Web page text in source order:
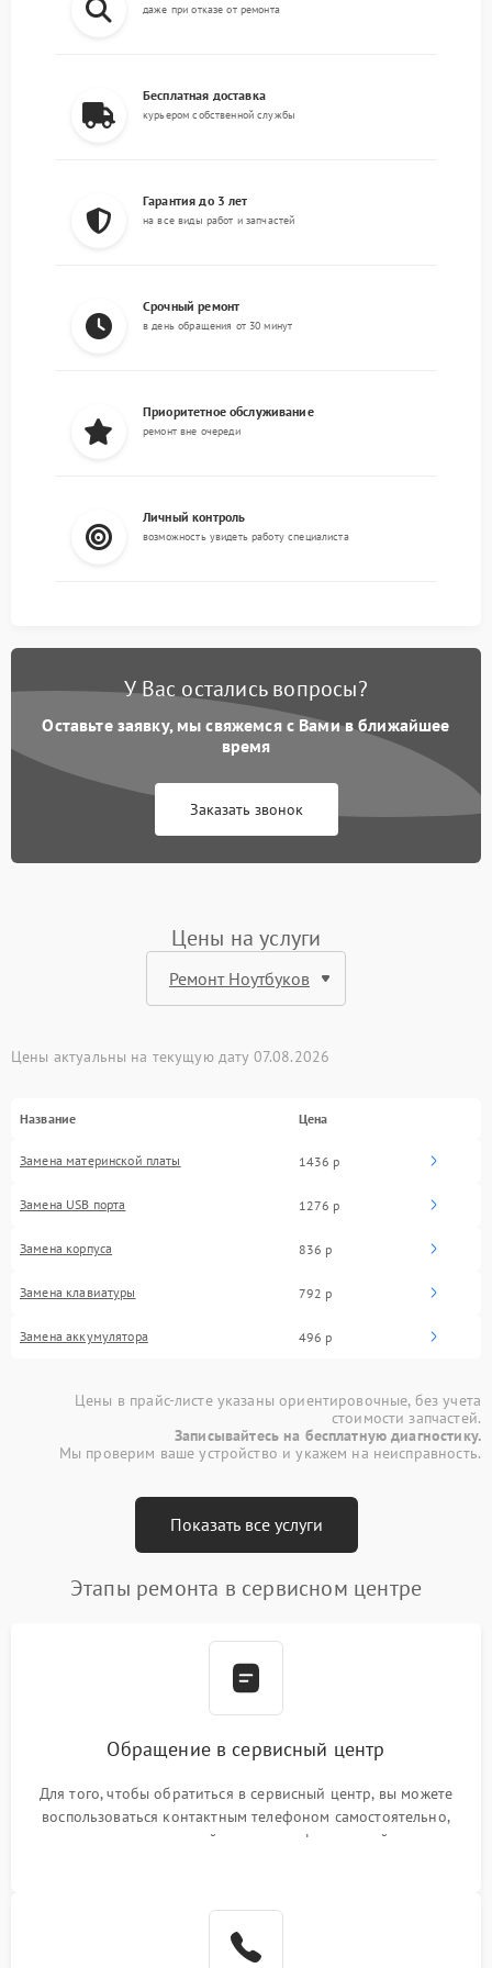
даже при отказе от ремонта
Бесплатная доставка
курьером собственной службы
Гарантия до 3 лет
на все виды работ и запчастей
Срочный ремонт
в день обращения от 30 минут
Приоритетное обслуживание
ремонт вне очереди
Личный контроль
возможность увидеть работу специалиста
У Вас остались вопросы?
Оставьте заявку, мы свяжемся с Вами в ближайшее
время
Заказать звонок
Цены на услуги
Цены актуальны на текущую дату 07.08.2026
Название Цена
Замена материнской платы 1436 р
Замена USB порта 1276 р
Замена корпуса 836 р
Замена клавиатуры 792 р
Замена аккумулятора 496 р
Цены в прайс-листе указаны ориентировочные, без учета
стоимости запчастей.
Записывайтесь на бесплатную диагностику.
Мы проверим ваше устройство и укажем на неисправность.
Показать все услуги
Этапы ремонта в сервисном центре
Обращение в сервисный центр
Для того, чтобы обратиться в сервисный центр, вы можете
воспользоваться контактным телефоном самостоятельно,
или оставить свой номер телефона на сайте